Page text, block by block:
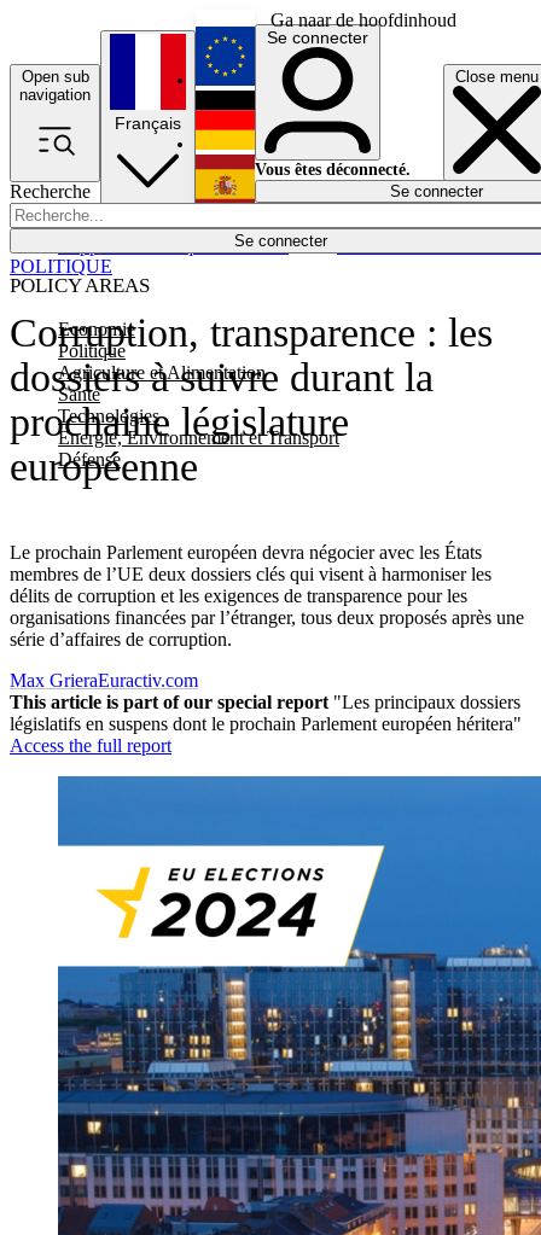
Ga naar de hoofdinhoud
Open sub
navigation
Close menu
Recherche
Se connecter
POLICY AREAS
Economie
Politique
Agriculture et Alimentation
Santé
Technologies
Energie, Environnement et Transport
Défense
Économie
Français
English
Deutsch
Español
Se connecter
Vous êtes déconnecté.
Se connecter
Corruption, transparence : les
dossiers à suivre durant la
prochaine législature
européenne
Le prochain Parlement européen devra négocier avec les États
membres de l’UE deux dossiers clés qui visent à harmoniser les
délits de corruption et les exigences de transparence pour les
organisations financées par l’étranger, tous deux proposés après une
série d’affaires de corruption.
POLITIQUE
Max GrieraEuractiv.com
This article is part of our special report "Les principaux dossiers
législatifs en suspens dont le prochain Parlement européen héritera"
Access the full report